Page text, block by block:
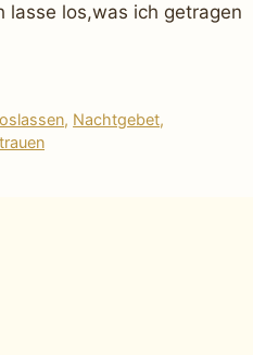
lasse los,was ich getragen
, Nachtgebet,